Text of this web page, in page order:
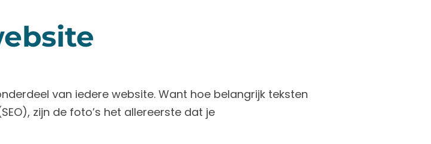
van iedere website. Want hoe belangrijk teksten
zijn de foto’s het allereerste dat je